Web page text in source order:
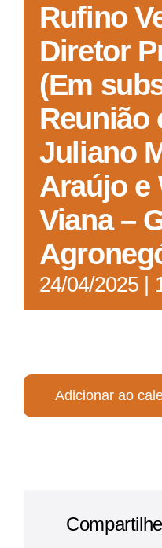
Rufino
Diretor
(Em
Reunião
Juliano
Araújo e
Viana –
24/04/2025 |
Adicionar ao